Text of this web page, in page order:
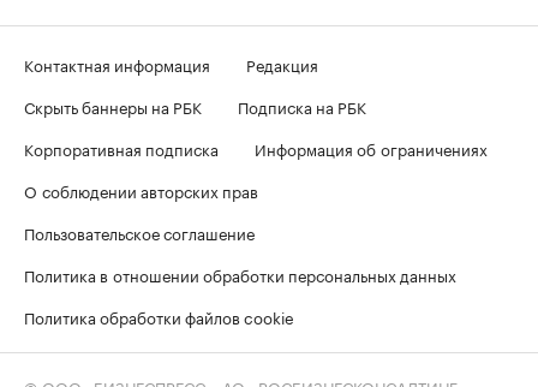
Контактная информация
Редакция
Скрыть баннеры на РБК
Подписка на РБК
Корпоративная подписка
Информация об ограничениях
О соблюдении авторских прав
Пользовательское соглашение
Политика в отношении обработки персональных данных
Политика обработки файлов cookie